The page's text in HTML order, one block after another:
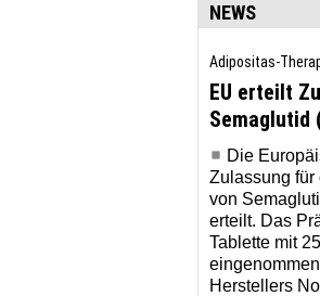
NEWS
Adipositas-
EU erteilt
Semaglutid
Die
Zulassung für
von
erteilt. Das
Tablette mit
Herstellers